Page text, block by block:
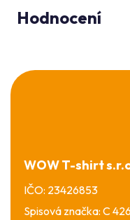
Hodnocení
Z
á
WOW T-shirt
IČO: 23426853
Spisová značka: C